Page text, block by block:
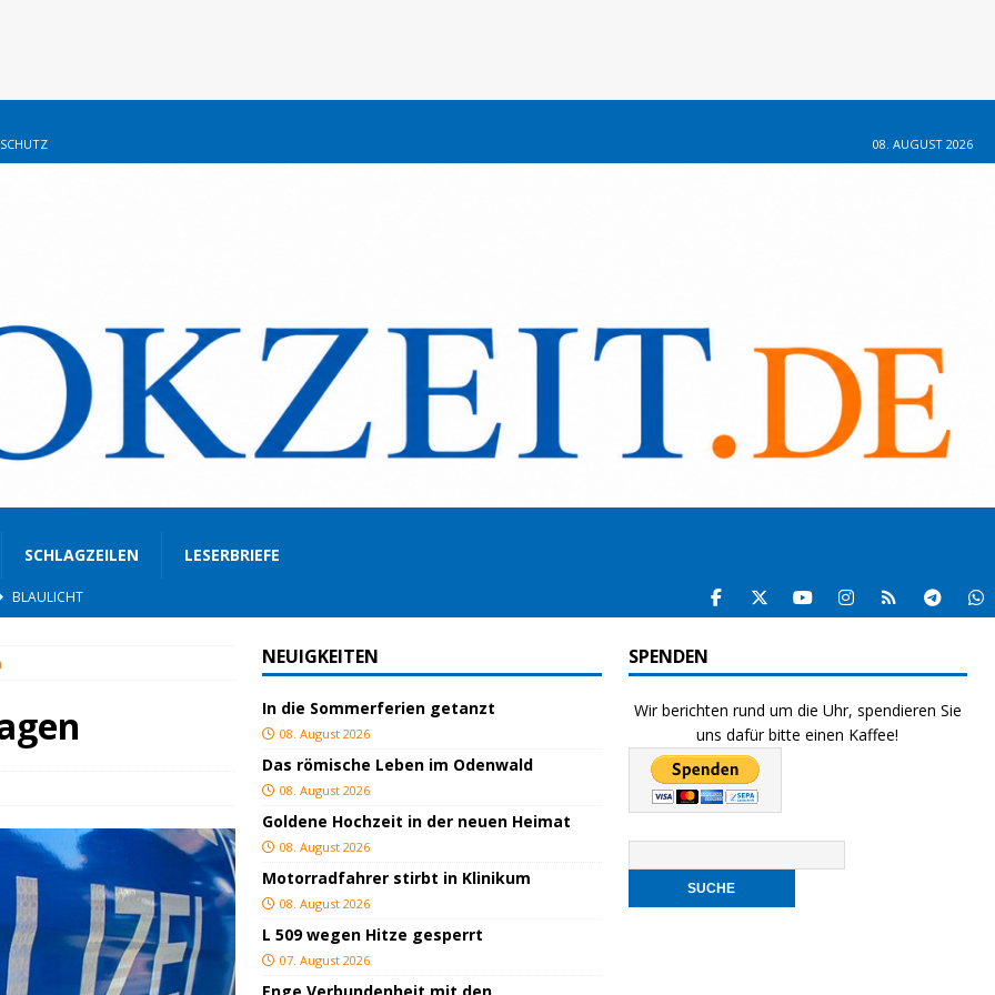
08. AUGUST 2026
SCHLAGZEILEN LESERBRIEFE
verletzt
BLAULICHT
KULTUR
GESELLSCHAFT
BLAULICHT
NEUIGKEITEN
In die Sommerferien getanzt
08. August 2026
Das römische Leben im Odenwald
08. August 2026
Goldene Hochzeit in der neuen Heimat
08. August 2026
Motorradfahrer stirbt in Klinikum
08. August 2026
L 509 wegen Hitze gesperrt
07. August 2026
SPENDEN
Wir berichten rund um die Uhr, spendieren Sie
uns dafür bitte einen Kaffee!